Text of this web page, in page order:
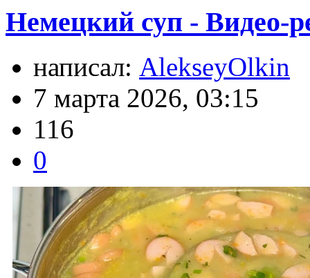
Немецкий суп - Видео-
написал: AlekseyOlkin
7 марта 2026, 03:15
116
0